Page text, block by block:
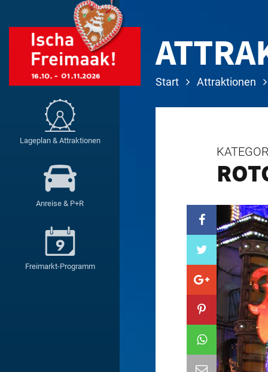
Lageplan & Attraktionen
Anreise & P+R
Freimarkt-Programm
Start Attraktionen